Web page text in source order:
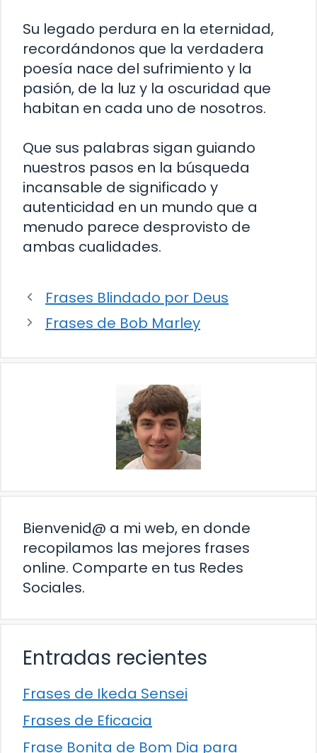
Su legado perdura en la eternidad,
recordándonos que la verdadera
poesía nace del sufrimiento y la
pasión, de la luz y la oscuridad que
habitan en cada uno de nosotros.
Que sus palabras sigan guiando
nuestros pasos en la búsqueda
incansable de significado y
autenticidad en un mundo que a
menudo parece desprovisto de
ambas cualidades.
Frases Blindado por Deus
Frases de Bob Marley
Bienvenid@ a mi web, en donde
recopilamos las mejores frases
online. Comparte en tus Redes
Sociales.
Entradas recientes
Frases de Ikeda Sensei
Frases de Eficacia
Frase Bonita de Bom Dia para